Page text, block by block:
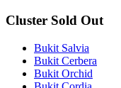
Cluster Sold Out
Bukit Salvia
Bukit Cerbera
Bukit Orchid